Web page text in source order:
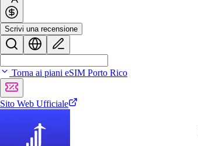
Scrivi una recensione
Torna ai piani eSIM Porto Rico
Sito Web Ufficiale